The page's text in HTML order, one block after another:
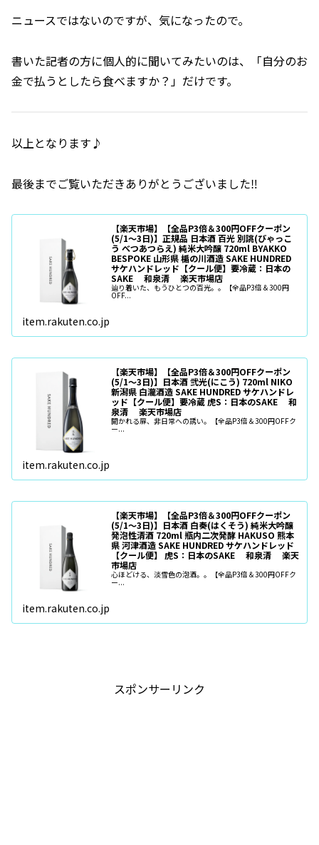
ニュースではないのですが、気になったので。
書いた記者の方に個人的に聞いてみたいのは、「自分のお
金で払うとしたら食べますか？」だけです。
以上となります♪
最後までご覧いただきありがとうございました‼️
【楽天市場】【全品P3倍＆300円OFFクーポン
(5/1〜3日)】正規品 日本酒 百光 別誂(びゃっこ
う べつあつらえ) 純米大吟醸 720ml BYAKKO
BESPOKE 山形県 楯の川酒造 SAKE HUNDRED
サケハンドレッド【クール便】要冷蔵：日本の
SAKE 和泉清 楽天市場店
辿り着いた、もうひとつの百光。。【全品P3倍＆300円
OFF...
item.rakuten.co.jp
【楽天市場】【全品P3倍＆300円OFFクーポン
(5/1〜3日)】日本酒 弐光(にこう) 720ml NIKO
新潟県 白瀧酒造 SAKE HUNDRED サケハンドレ
ッド【クール便】要冷蔵 虎S：日本のSAKE 和
泉清 楽天市場店
開かれる扉、非日常への誘い。【全品P3倍＆300円OFFク
ー...
item.rakuten.co.jp
【楽天市場】【全品P3倍＆300円OFFクーポン
(5/1〜3日)】日本酒 白奏(はくそう) 純米大吟醸
発泡性清酒 720ml 瓶内二次発酵 HAKUSO 熊本
県 河津酒造 SAKE HUNDRED サケハンドレッド
【クール便】 虎S：日本のSAKE 和泉清 楽天
市場店
心ほどける、淡雪色の泡酒。。【全品P3倍＆300円OFFク
ー...
item.rakuten.co.jp
スポンサーリンク